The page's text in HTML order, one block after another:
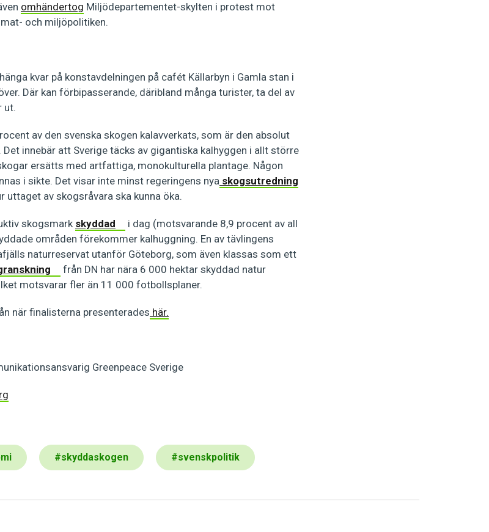
omhändertog Miljödepartementet-skylten i protest mot
och miljöpolitiken.
kvar på konstavdelningen på cafét Källarbyn i Gamla stan i
Där kan förbipasserande, däribland många turister, ta del av
ut.
av den svenska skogen kalavverkats, som är den absolut
innebär att Sverige täcks av gigantiska kalhyggen i allt större
ersätts med artfattiga, monokulturella plantage. Någon
i sikte. Det visar inte minst regeringens nya skogsutredning
uttaget av skogsråvara ska kunna öka.
skogsmark skyddad
i dag (motsvarande 8,9 procent av all
områden förekommer kalhuggning. En av tävlingens
naturreservat utanför Göteborg, som även klassas som ett
från DN har nära 6 000 hektar skyddad natur
motsvarar fler än 11 000 fotbollsplaner.
när finalisterna presenterades här.
Greenpeace Sverige
#skyddaskogen #svenskpolitik